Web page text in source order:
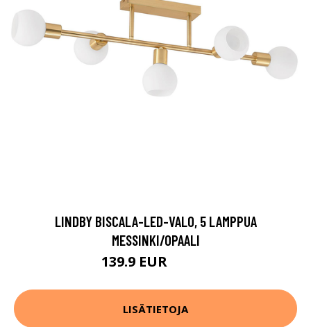
LINDBY BISCALA-LED-VALO, 5 LAMPPUA
MESSINKI/OPAALI
139.9 EUR
LISÄTIETOJA